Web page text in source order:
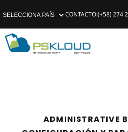
CONTACTO:(+58) 274
ADMINISTRATIVE